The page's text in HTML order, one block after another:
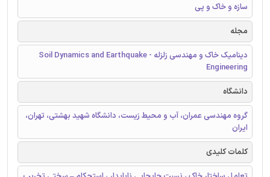
سازه و خاک و پی
مجله
دینامیک خاک و مهندسی زلزله - Soil Dynamics and Earthquake
Engineering
دانشگاه
گروه مهندسی عمران، آب و محیط زیست، دانشگاه شهید بهشتی، تهران،
ایران
کلمات کلیدی